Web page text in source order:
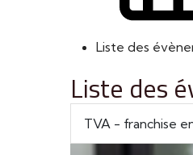
Liste des
Liste des
TVA - franchise